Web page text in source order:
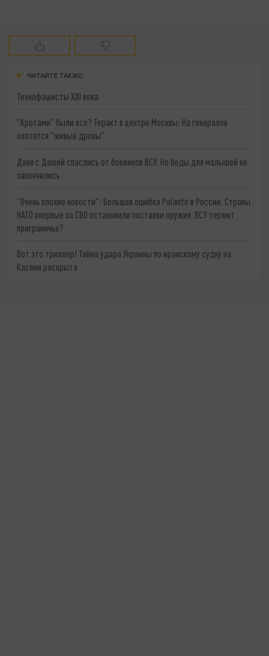
ЧИТАЙТЕ ТАКЖЕ:
Технофашисты XXI века
"Кротами" были все? Теракт в центре Москвы: На генералов
охотятся "живые дроны"
Даня с Дашей спаслись от боевиков ВСУ. Но беды для малышей не
закончились
"Очень плохие новости": Большая ошибка Palantir в России. Страны
НАТО впервые за СВО остановили поставки оружия. ВСУ теряют
приграничье?
Вот это триллер! Тайна удара Украины по иранскому судну на
Каспии раскрыта